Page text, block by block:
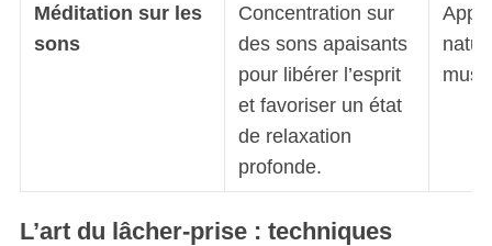
Méditation sur les
sons
Concentration sur
des sons apaisants
pour libérer l’esprit
et favoriser un état
de relaxation
profonde.
L’art du lâcher-prise : techniques
e